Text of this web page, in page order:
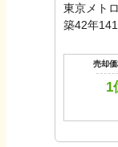
東京メト
築42年141
売却
1